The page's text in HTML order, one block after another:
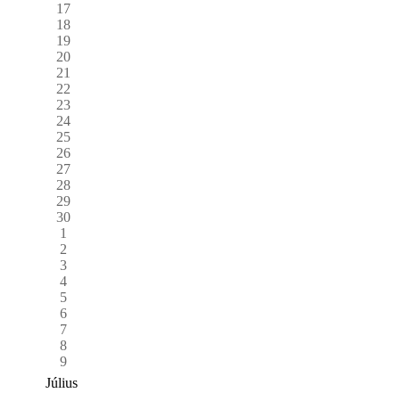
17
18
19
20
21
22
23
24
25
26
27
28
29
30
1
2
3
4
5
6
7
8
9
Július